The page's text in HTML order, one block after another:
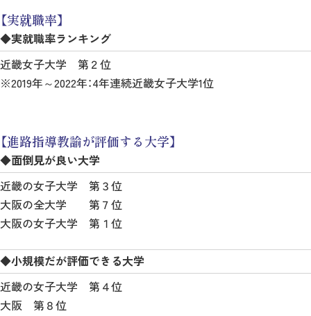
【実就職率】
◆実就職率ランキング
近畿女子大学 第２位
※2019年～2022年：4年連続近畿女子大学1位
【進路指導教諭が評価する大学】
◆面倒見が良い大学
近畿の女子大学 第３位
大阪の全大学 第７位
大阪の女子大学 第１位
◆小規模だが評価できる大学
近畿の女子大学 第４位
大阪 第８位